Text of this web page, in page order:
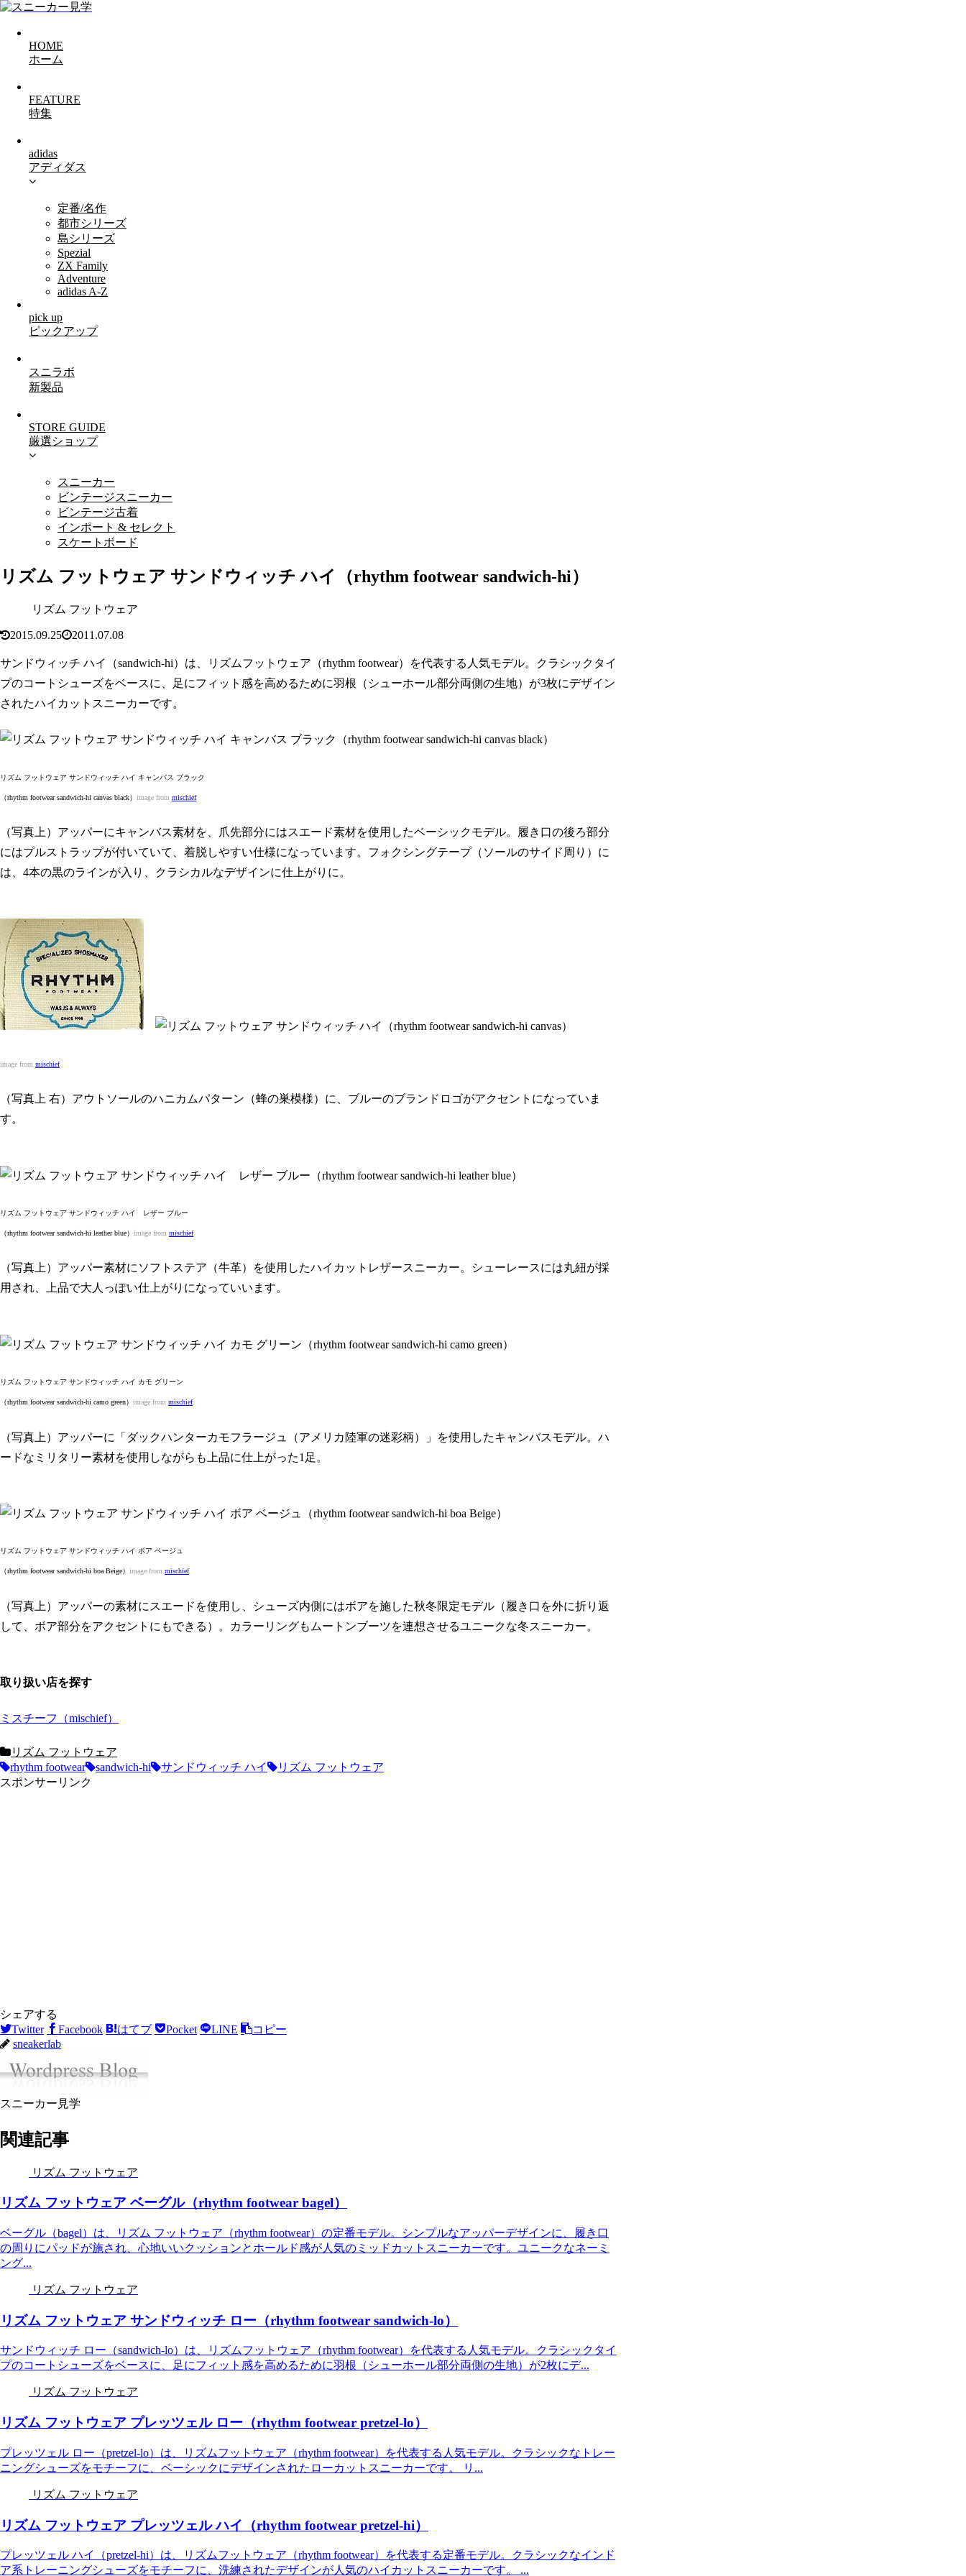
HOME
ホーム
FEATURE
特集
adidas
アディダス
定番/名作
都市シリーズ
島シリーズ
Spezial
ZX Family
Adventure
adidas A-Z
pick up
ピックアップ
スニラボ
新製品
STORE GUIDE
厳選ショップ
スニーカー
ビンテージスニーカー
ビンテージ古着
インポート & セレクト
スケートボード
リズム フットウェア サンドウィッチ ハイ（rhythm footwear sandwich-hi）
リズム フットウェア
2015.09.25 2011.07.08
サンドウィッチ ハイ（sandwich-hi）は、リズムフットウェア（rhythm footwear）を代表する人気モデル。クラシックタイ
プのコートシューズをベースに、足にフィット感を高めるために羽根（シューホール部分両側の生地）が3枚にデザイン
されたハイカットスニーカーです。
リズム フットウェア サンドウィッチ ハイ キャンバス ブラック
（rhythm footwear sandwich-hi canvas black） image from mischief
（写真上）アッパーにキャンバス素材を、爪先部分にはスエード素材を使用したベーシックモデル。履き口の後ろ部分
にはプルストラップが付いていて、着脱しやすい仕様になっています。フォクシングテープ（ソールのサイド周り）に
は、4本の黒のラインが入り、クラシカルなデザインに仕上がりに。
image from mischief
（写真上 右）アウトソールのハニカムパターン（蜂の巣模様）に、ブルーのブランドロゴがアクセントになっていま
す。
リズム フットウェア サンドウィッチ ハイ レザー ブルー
（rhythm footwear sandwich-hi leather blue） image from mischief
（写真上）アッパー素材にソフトステア（牛革）を使用したハイカットレザースニーカー。シューレースには丸紐が採
用され、上品で大人っぽい仕上がりになっていいます。
リズム フットウェア サンドウィッチ ハイ カモ グリーン
（rhythm footwear sandwich-hi camo green） image from mischief
（写真上）アッパーに「ダックハンターカモフラージュ（アメリカ陸軍の迷彩柄）」を使用したキャンバスモデル。ハ
ードなミリタリー素材を使用しながらも上品に仕上がった1足。
リズム フットウェア サンドウィッチ ハイ ボア ベージュ
（rhythm footwear sandwich-hi boa Beige） image from mischief
（写真上）アッパーの素材にスエードを使用し、シューズ内側にはボアを施した秋冬限定モデル（履き口を外に折り返
して、ボア部分をアクセントにもできる）。カラーリングもムートンブーツを連想させるユニークな冬スニーカー。
取り扱い店を探す
ミスチーフ（mischief）
リズム フットウェア
rhythm footwear
sandwich-hi サンドウィッチ ハイ
リズム フットウェア
スポンサーリンク
シェアする
Twitter
Facebook はてブ Pocket LINE
コピー
sneakerlab
スニーカー見学
関連記事
リズム フットウェア
リズム フットウェア ベーグル（rhythm footwear bagel）
ベーグル（bagel）は、リズム フットウェア（rhythm footwear）の定番モデル。シンプルなアッパーデザインに、履き口
の周りにパッドが施され、心地いいクッションとホールド感が人気のミッドカットスニーカーです。ユニークなネーミ
ング...
リズム フットウェア
リズム フットウェア サンドウィッチ ロー（rhythm footwear sandwich-lo）
サンドウィッチ ロー（sandwich-lo）は、リズムフットウェア（rhythm footwear）を代表する人気モデル。クラシックタイ
プのコートシューズをベースに、足にフィット感を高めるために羽根（シューホール部分両側の生地）が2枚にデ...
リズム フットウェア
リズム フットウェア プレッツェル ロー（rhythm footwear pretzel-lo）
プレッツェル ロー（pretzel-lo）は、リズムフットウェア（rhythm footwear）を代表する人気モデル。クラシックなトレー
ニングシューズをモチーフに、ベーシックにデザインされたローカットスニーカーです。 リ...
リズム フットウェア
リズム フットウェア プレッツェル ハイ（rhythm footwear pretzel-hi）
プレッツェル ハイ（pretzel-hi）は、リズムフットウェア（rhythm footwear）を代表する定番モデル。クラシックなインド
ア系トレーニングシューズをモチーフに、洗練されたデザインが人気のハイカットスニーカーです。 ...